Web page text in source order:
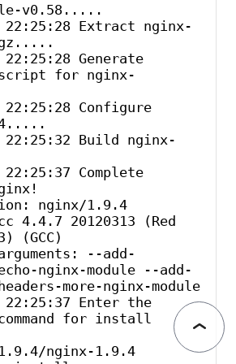
v0.58.....
22:25:28 Extract nginx-
22:25:28 Generate
for nginx-
22:25:28 Configure
22:25:32 Build nginx-
Complete
nginx/1.9.4
4.4.7 20120313 (Red
(GCC)
--add-
nginx-module --add-
more-nginx-module
22:25:37 Enter the
for install
nginx-1.9.4